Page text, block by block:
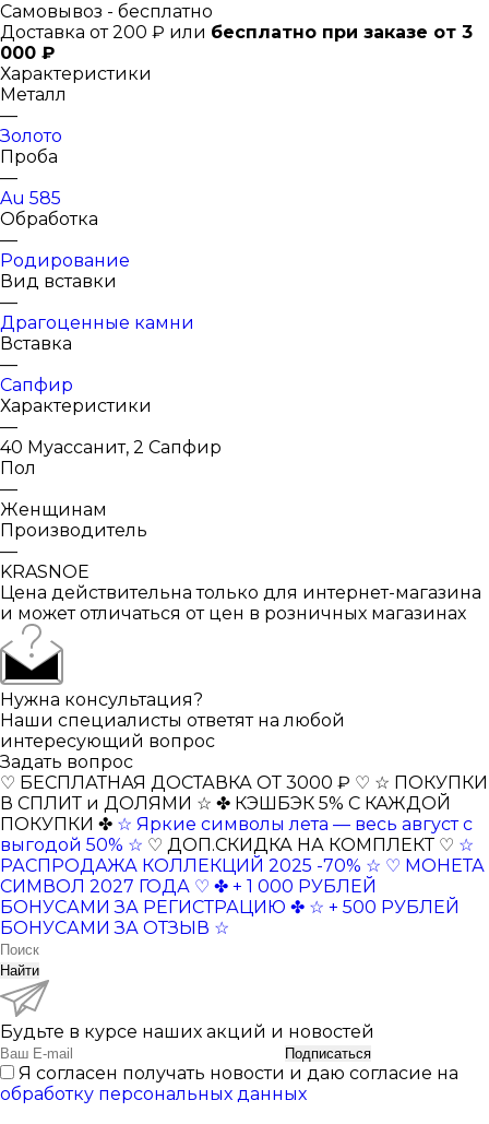
Самовывоз - бесплатно
Доставка от 200 ₽ или бесплатно при заказе от 3
000 ₽
Характеристики
Металл
—
Золото
Проба
—
Au 585
Обработка
—
Родирование
Вид вставки
—
Драгоценные камни
Вставка
—
Сапфир
Характеристики
—
40 Муассанит, 2 Сапфир
Пол
—
Женщинам
Производитель
—
KRASNOE
Цена действительна только для интернет-магазина
и может отличаться от цен в розничных магазинах
Нужна консультация?
Наши специалисты ответят на любой
интересующий вопрос
Задать вопрос
♡ БЕСПЛАТНАЯ ДОСТАВКА ОТ 3000 ₽ ♡ ☆ ПОКУПКИ
В СПЛИТ и ДОЛЯМИ ☆ ✤ КЭШБЭК 5% С КАЖДОЙ
ПОКУПКИ ✤ ☆ Яркие символы лета — весь август с
выгодой 50% ☆ ♡ ДОП.СКИДКА НА КОМПЛЕКТ ♡ ☆
РАСПРОДАЖА КОЛЛЕКЦИЙ 2025 -70% ☆ ♡ МОНЕТА
СИМВОЛ 2027 ГОДА ♡ ✤ + 1 000 РУБЛЕЙ
БОНУСАМИ ЗА РЕГИСТРАЦИЮ ✤ ☆ + 500 РУБЛЕЙ
БОНУСАМИ ЗА ОТЗЫВ ☆
Найти
Будьте в курсе наших акций и новостей
Подписаться
Я согласен получать новости и даю согласие на
обработку персональных данных